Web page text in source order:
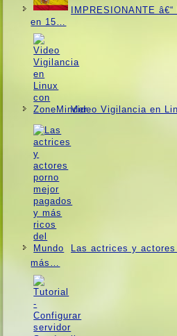
IMPRESIONANTE
en 15…
Video Vigilancia en
Las actrices y
más…